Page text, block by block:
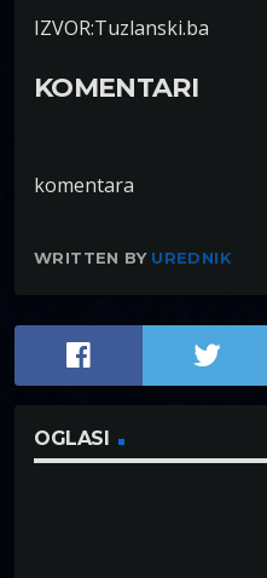
IZVOR:Tuzlanski.ba
KOMENTARI
komentara
WRITTEN BY UREDNIK
OGLASI